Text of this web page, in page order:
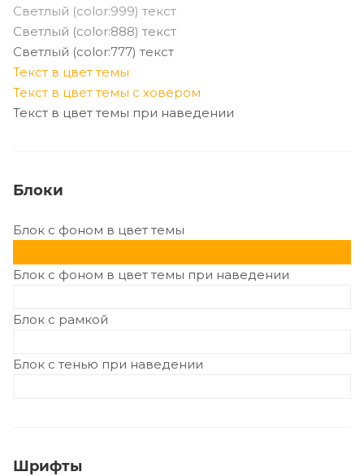
Светлый (color:999) текст
Светлый (color:888) текст
Светлый (color:777) текст
Текст в цвет темы
Текст в цвет темы с ховером
Текст в цвет темы при наведении
Блоки
Блок с фоном в цвет темы
Блок с фоном в цвет темы при наведении
Блок с рамкой
Блок с тенью при наведении
Шрифты